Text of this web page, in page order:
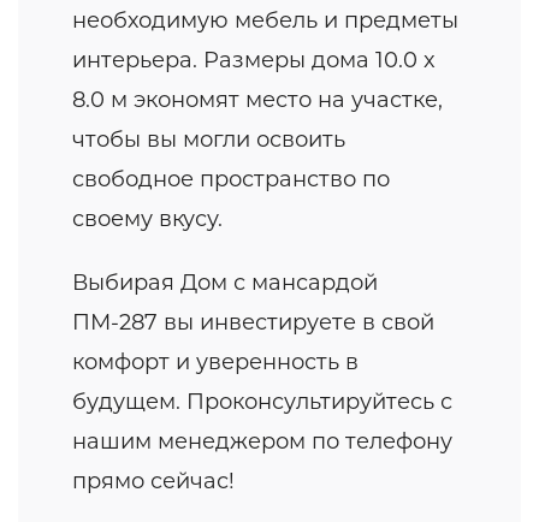
необходимую мебель и предметы
интерьера. Размеры дома 10.0 x
8.0 м экономят место на участке,
чтобы вы могли освоить
свободное пространство по
своему вкусу.
Выбирая Дом с мансардой
ПМ-287 вы инвестируете в свой
комфорт и уверенность в
будущем. Проконсультируйтесь с
нашим менеджером по телефону
прямо сейчас!